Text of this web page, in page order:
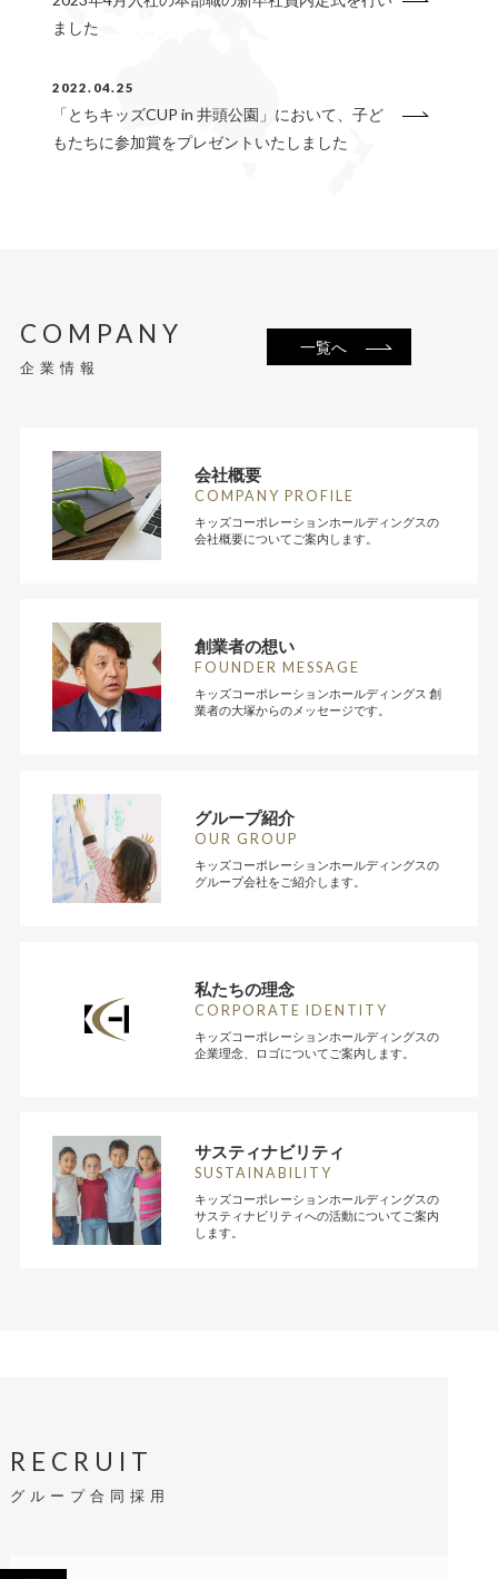
ました
2022.04.25
「とちキッズCUP in 井頭公園」において、子ど
もたちに参加賞をプレゼントいたしました
COMPANY
企業情報
一覧へ
会社概要
COMPANY PROFILE
キッズコーポレーションホールディングスの
会社概要についてご案内します。
創業者の想い
FOUNDER MESSAGE
キッズコーポレーションホールディングス 創
業者の大塚からのメッセージです。
グループ紹介
OUR GROUP
キッズコーポレーションホールディングスの
グループ会社をご紹介します。
私たちの理念
CORPORATE IDENTITY
キッズコーポレーションホールディングスの
企業理念、ロゴについてご案内します。
サスティナビリティ
SUSTAINABILITY
キッズコーポレーションホールディングスの
サスティナビリティへの活動についてご案内
します。
RECRUIT
グループ合同採用